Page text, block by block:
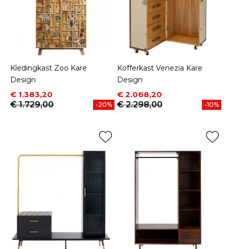
Kledingkast Zoo Kare
Design
Prijs
€ 1.383,20
Normale prijs
€ 1.729,00
-20%
Kofferkast Venezia Kare
Design
Prijs
€ 2.068,20
Normale prijs
€ 2.298,00
-10%